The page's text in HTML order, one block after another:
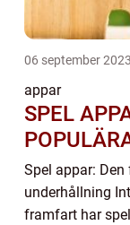
06 september 2023
appar
SPEL
Spel appar:
underhållning
framfart har